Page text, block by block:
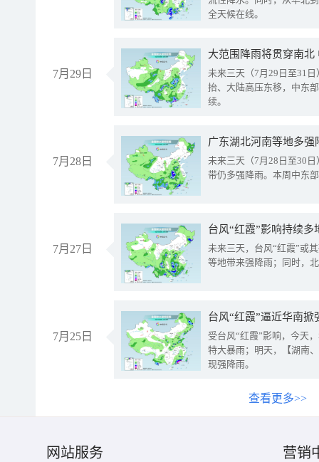
全天候在线。
7月29日
大范围降雨将贯穿南
未来三天（7月29日至31
抬、大陆高压东移，中东
续。
7月28日
广东湖北河南等地多
未来三天（7月28日至30
带仍多强降雨。本周中东
7月27日
台风“红霞”影响持续
未来三天，台风“红霞”或
等地带来强降雨；同时，
7月25日
台风“红霞”逼近华南
受台风“红霞”影响，今天
特大暴雨；明天，【湖南
现强降雨。
查看更多>>
网站服务 营销